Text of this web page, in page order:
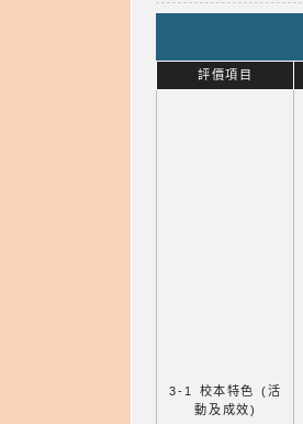
評價項目
3-1 校本特色 (活
動及成效)